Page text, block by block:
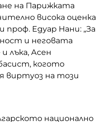
на Парижката
висока оценка
Едуар Нани: „За
и неговата
лъка, Асен
когото
виртуоз на този
национално